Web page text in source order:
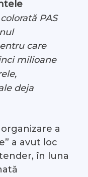
PAS
care
milioane
deja
a
a avut loc
în luna